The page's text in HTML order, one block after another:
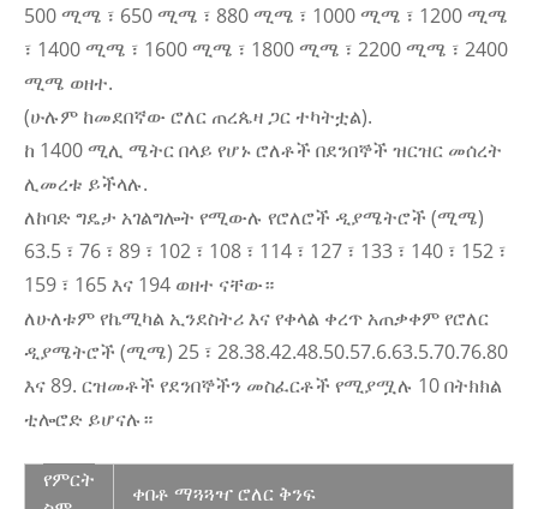
500 ሚሜ ፣ 650 ሚሜ ፣ 880 ሚሜ ፣ 1000 ሚሜ ፣ 1200 ሚሜ
፣ 1400 ሚሜ ፣ 1600 ሚሜ ፣ 1800 ሚሜ ፣ 2200 ሚሜ ፣ 2400
ሚሜ ወዘተ.
(ሁሉም ከመደበኛው ሮለር ጠረጴዛ ጋር ተካትቷል).
ከ 1400 ሚሊ ሜትር በላይ የሆኑ ሮለቶች በደንበኞች ዝርዝር መሰረት
ሊመረቱ ይችላሉ.
ለከባድ ግዴታ አገልግሎት የሚውሉ የሮለሮች ዲያሜትሮች (ሚሜ)
63.5 ፣ 76 ፣ 89 ፣ 102 ፣ 108 ፣ 114 ፣ 127 ፣ 133 ፣ 140 ፣ 152 ፣
159 ፣ 165 እና 194 ወዘተ ናቸው።
ለሁለቱም የኬሚካል ኢንደስትሪ እና የቀላል ቀረጥ አጠቃቀም የሮለር
ዲያሜትሮች (ሚሜ) 25 ፣ 28.38.42.48.50.57.6.63.5.70.76.80
እና 89. ርዝመቶች የደንበኞችን መስፈርቶች የሚያሟሉ 10 በትክክል
ቲሎሮድ ይሆናሉ።
የምርት
ቀበቶ ማጓጓዣ ሮለር ቅንፍ